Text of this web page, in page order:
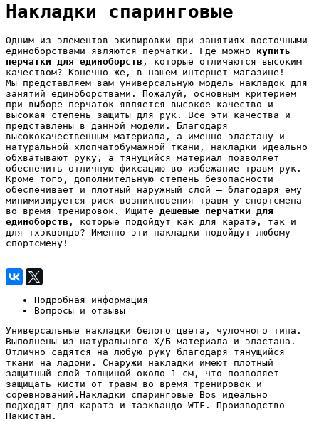
Накладки спаринговые
Одним из элементов экипировки при занятиях восточными
единоборствами являются перчатки. Где можно купить
перчатки для единоборств , которые отличаются высоким
качеством? Конечно же, в нашем интернет-магазине!
Мы представляем вам универсальную модель накладок для
занятий единоборствами. Пожалуй, основным критерием
при выборе перчаток является высокое качество и
высокая степень защиты для рук. Все эти качества и
представлены в данной модели. Благодаря
высококачественным материала, а именно эластану и
натуральной хлопчатобумажной ткани, накладки идеально
обхватывают руку, а тянущийся материал позволяет
обеспечить отличную фиксацию во избежание травм рук.
Кроме того, дополнительную степень безопасности
обеспечивает и плотный наружный слой – благодаря ему
минимизируется риск возникновения травм у спортсмена
во время тренировок. Ищите дешевые перчатки для
единоборств , которые подойдут как для каратэ, так и
для тхэквондо? Именно эти накладки подойдут любому
спортсмену!
Подробная информация
Вопросы и отзывы
Универсальные накладки белого цвета, чулочного типа.
Выполнены из натурального Х/Б материала и эластана.
Отлично садятся на любую руку благодаря тянущийся
ткани на ладони. Снаружи накладки имеют плотный
защитный слой толщиной около 1 см, что позволяет
защищать кисти от травм во время тренировок и
соревнований.Накладки спаринговые Bos идеально
подходят для каратэ и таэквандо WTF. Производство
Пакистан.